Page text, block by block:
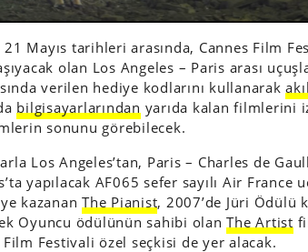
Mayıs tarihleri arasında, Cannes Film
olan Los Angeles – Paris arası
verilen hediye kodlarını kullanarak
bilgisayarlarından yarıda kalan filmlerini
sonunu görebilecek.
Los Angeles’tan, Paris – Charles de
yapılacak AF065 sefer sayılı Air France
kazananThe Pianist, 2007’de Jüri Ödülü
Oyuncu ödülünün sahibi olanThe Artist
Film Festivali özel seçkisi de yer alacak.